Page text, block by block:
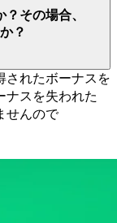
？ その場合、
？
されたボーナスを
ナスを失われた
せんので